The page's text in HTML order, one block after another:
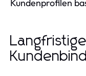
Kundenprofilen